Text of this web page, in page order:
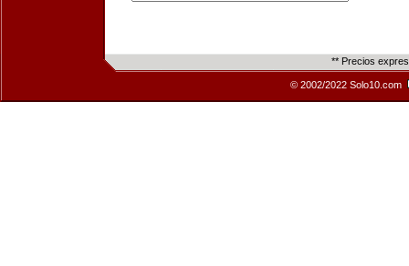
** Precios
© 2002/2022 Solo10.com